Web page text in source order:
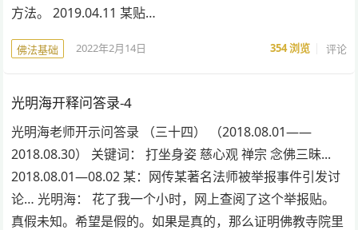
方法。 2019.04.11 某贴…
佛法基础 2022年2月14日 354浏览 评论
光明海开释问答录-4
光明海老师开示问答录 （三十四） （2018.08.01——
2018.08.30） 关键词： 打坐身姿 慈心观 禅宗 念佛三昧...
2018.08.01—08.02 某：网传某著名法师被举报事件引发讨
论… 光明海： 花了我一个小时，网上查阅了这个举报贴。
真假未知。希望是假的。如果是真的，那么证明佛教寺院里